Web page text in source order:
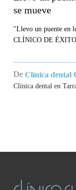
se mueve
"Llevo un puente en
CLÍNICO DE
De Clínica dental
Clínica dental en